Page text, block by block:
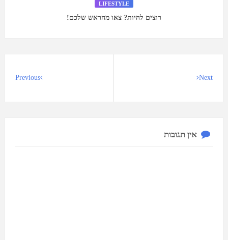
LIFESTYLE
רוצים להיות? צאו מהראש שלכם!
Next
Previous
אין תגובות